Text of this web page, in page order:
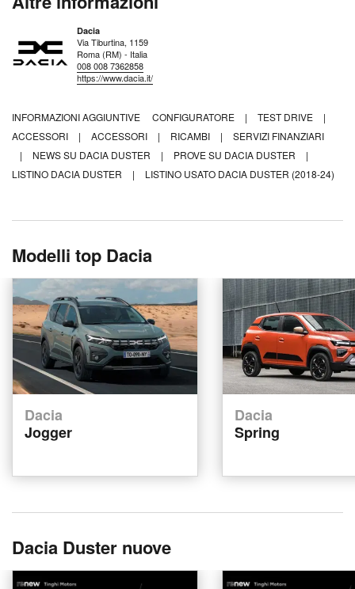
Dacia
Via Tiburtina, 1159
Roma (RM) - Italia
008 008 7362858
https://www.dacia.it/
INFORMAZIONI AGGIUNTIVE CONFIGURATORE | TEST DRIVE
|
ACCESSORI
| ACCESSORI | RICAMBI |
SERVIZI FINANZIARI
|
NEWS SU DACIA DUSTER | PROVE SU DACIA DUSTER
|
LISTINO DACIA DUSTER
| LISTINO USATO DACIA DUSTER (2018-24)
Modelli top Dacia
Dacia
Jogger
Dacia
Spring
Dacia Duster nuove